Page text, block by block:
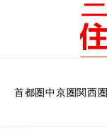
首都圏中京圏関西圏